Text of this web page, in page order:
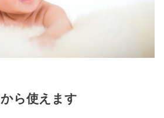
ら使えます